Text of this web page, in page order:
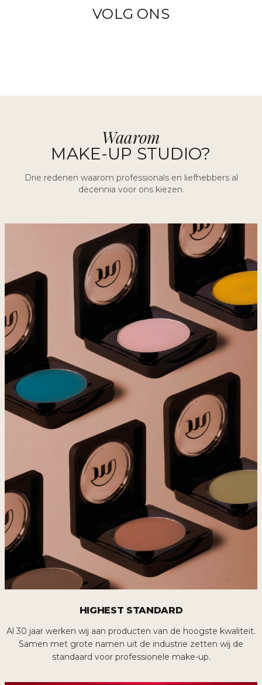
VOLG ONS
Waarom
MAKE-UP STUDIO?
Drie redenen waarom professionals en liefhebbers al
decennia voor ons kiezen.
HIGHEST STANDARD
Al 30 jaar werken wij aan producten van de hoogste kwaliteit.
Samen met grote namen uit de industrie zetten wij de
standaard voor professionele make-up.